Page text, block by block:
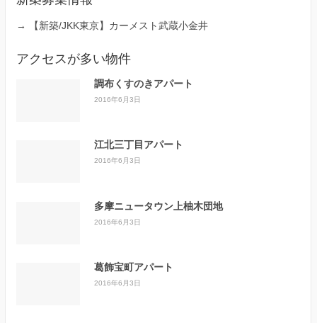
→ 【新築/JKK東京】カーメスト武蔵小金井
アクセスが多い物件
調布くすのきアパート
2016年6月3日
江北三丁目アパート
2016年6月3日
多摩ニュータウン上柚木団地
2016年6月3日
葛飾宝町アパート
2016年6月3日